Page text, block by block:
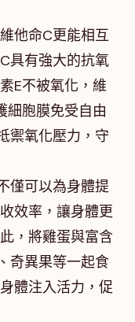
他命C更能相互
具有強大的抗氧
E不被氧化，維
細胞膜免受自由
禦氧化壓力，守
僅可以為身體提
效率，讓身體更
，將雞蛋與富含
奇異果等一起食
體注入活力，促